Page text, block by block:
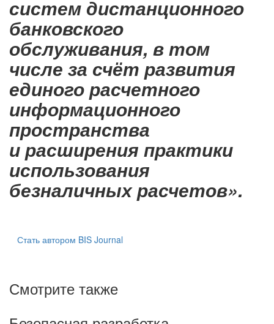
систем дистанционного
банковского
обслуживания, в том
числе за счёт развития
единого расчетного
информационного
пространства
и расширения практики
использования
безналичных расчетов».
Стать автором BIS Journal
Смотрите также